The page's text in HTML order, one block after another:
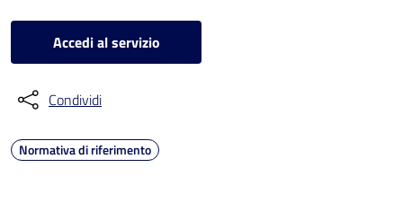
Accedi al servizio
Condividi
Normativa di riferimento